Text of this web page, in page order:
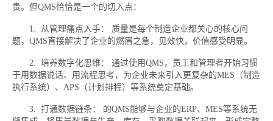
贵。但QMS恰恰是一个的切入点：
1. 从管理痛点入手： 质量是每个制造企业都关心的核心问
题，QMS直接解决了企业的燃眉之急，见效快，价值感受明显。
2. 培养数字化思维： 通过使用QMS，员工和管理者开始习惯
于用数据说话、用流程思考，为企业未来引入更复杂的MES（制造
执行系统）、APS（计划排程）等系统奠定基础。
3. 打通数据链条： 的QMS能够与企业的ERP、MES等系统无